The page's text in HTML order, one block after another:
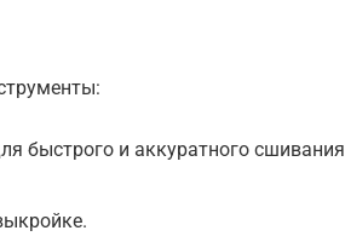
быстрого и аккуратного сшивания